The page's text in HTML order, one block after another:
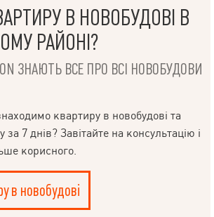
В НОВОБУДОВІ В
РАЙОНІ?
ЗНАЮТЬ ВСЕ ПРО ВСІ НОВОБУДОВИ
квартиру в новобудові та
7 днів? Завітайте на консультацію і
корисного.
в новобудові